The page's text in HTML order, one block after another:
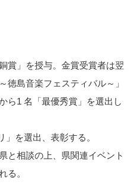
賞」を授与。金賞受賞者は翌
徳島音楽フェスティバル～」
ら1 名「最優秀賞」を選出し
」を選出、表彰する。
と相談の上、県関連イベント
る。